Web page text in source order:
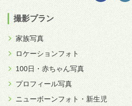
撮影プラン
家族写真
ロケーションフォト
100日・赤ちゃん写真
プロフィール写真
ニューボーンフォト・新生児